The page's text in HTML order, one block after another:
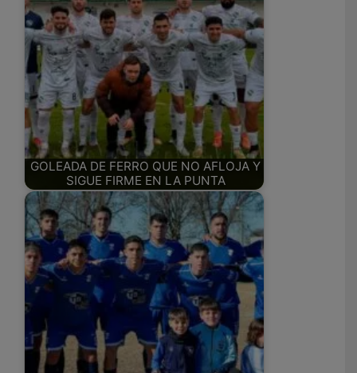
GOLEADA DE FERRO QUE NO AFLOJA Y
SIGUE FIRME EN LA PUNTA